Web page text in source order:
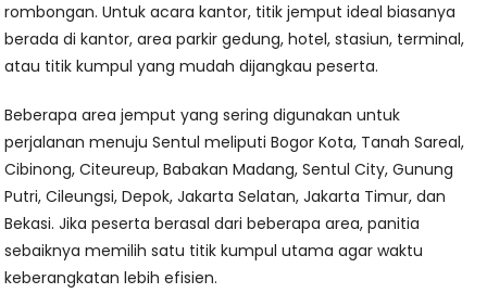
rombongan. Untuk acara kantor, titik jemput ideal biasanya
berada di kantor, area parkir gedung, hotel, stasiun, terminal,
atau titik kumpul yang mudah dijangkau peserta.
Beberapa area jemput yang sering digunakan untuk
perjalanan menuju Sentul meliputi Bogor Kota, Tanah Sareal,
Cibinong, Citeureup, Babakan Madang, Sentul City, Gunung
Putri, Cileungsi, Depok, Jakarta Selatan, Jakarta Timur, dan
Bekasi. Jika peserta berasal dari beberapa area, panitia
sebaiknya memilih satu titik kumpul utama agar waktu
keberangkatan lebih efisien.